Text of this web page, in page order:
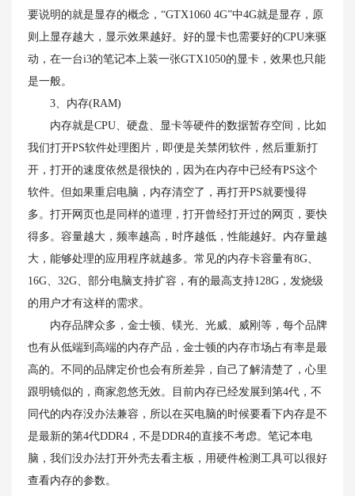
要说明的就是显存的概念，“GTX1060 4G”中4G就是显存，原
则上显存越大，显示效果越好。好的显卡也需要好的CPU来驱
动，在一台i3的笔记本上装一张GTX1050的显卡，效果也只能
是一般。
3、内存(RAM)
内存就是CPU、硬盘、显卡等硬件的数据暂存空间，比如
我们打开PS软件处理图片，即便是关禁闭软件，然后重新打
开，打开的速度依然是很快的，因为在内存中已经有PS这个
软件。但如果重启电脑，内存清空了，再打开PS就要慢得
多。打开网页也是同样的道理，打开曾经打开过的网页，要快
得多。容量越大，频率越高，时序越低，性能越好。内存量越
大，能够处理的应用程序就越多。常见的内存卡容量有8G、
16G、32G、部分电脑支持扩容，有的最高支持128G，发烧级
的用户才有这样的需求。
内存品牌众多，金士顿、镁光、光威、威刚等，每个品牌
也有从低端到高端的内存产品，金士顿的内存市场占有率是最
高的。不同的品牌定价也会有所差异，自己了解清楚了，心里
跟明镜似的，商家忽悠无效。目前内存已经发展到第4代，不
同代的内存没办法兼容，所以在买电脑的时候要看下内存是不
是最新的第4代DDR4，不是DDR4的直接不考虑。笔记本电
脑，我们没办法打开外壳去看主板，用硬件检测工具可以很好
查看内存的参数。